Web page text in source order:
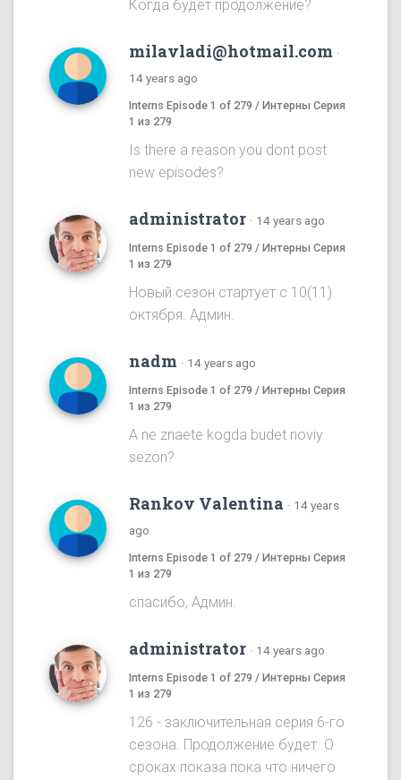
Когда будет продолжение?
milavladi@hotmail.com ·
14 years ago
Interns Episode 1 of 279 / Интерны Серия
1 из 279
Is there a reason you dont post
new episodes?
administrator · 14 years ago
Interns Episode 1 of 279 / Интерны Серия
1 из 279
Новый сезон стартует с 10(11)
октября. Админ.
nadm · 14 years ago
Interns Episode 1 of 279 / Интерны Серия
1 из 279
A ne znaete kogda budet noviy
sezon?
Rankov Valentina · 14 years
ago
Interns Episode 1 of 279 / Интерны Серия
1 из 279
спасибо, Админ.
administrator · 14 years ago
Interns Episode 1 of 279 / Интерны Серия
1 из 279
126 - заключительная серия 6-го
сезона. Продолжение будет. О
сроках показа пока что ничего